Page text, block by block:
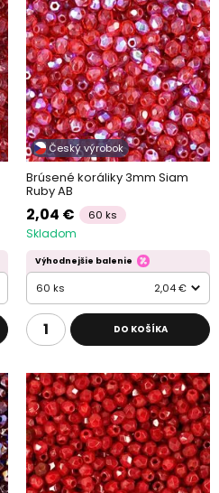
Český výrobok
Brúsené koráliky 3mm Siam
Ruby AB
2,04 € 60 ks
Skladom
Výhodnejšie balenie
60 ks 2,04 €
DO KOŠÍKA